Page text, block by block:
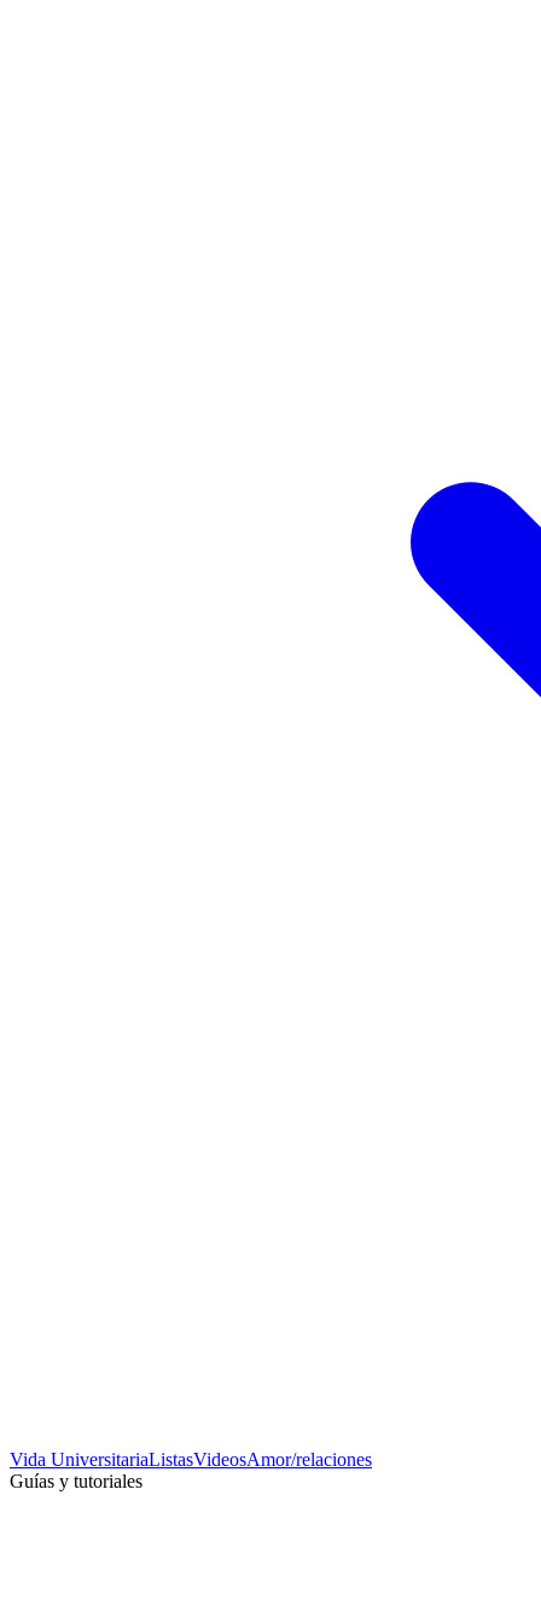
Vida UniversitariaListasVideosAmor/relaciones
Guías y tutoriales